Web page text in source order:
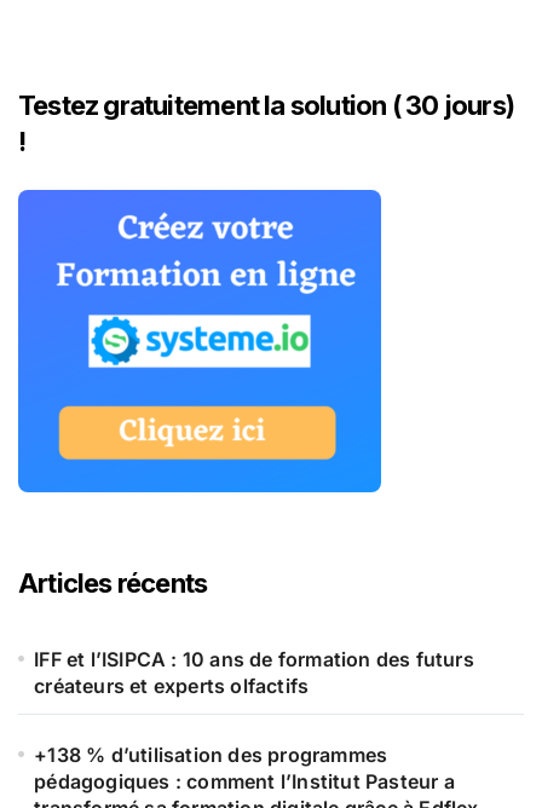
Testez gratuitement la solution ( 30 jours)
!
Articles récents
IFF et l’ISIPCA : 10 ans de formation des futurs
créateurs et experts olfactifs
+138 % d’utilisation des programmes
pédagogiques : comment l’Institut Pasteur a